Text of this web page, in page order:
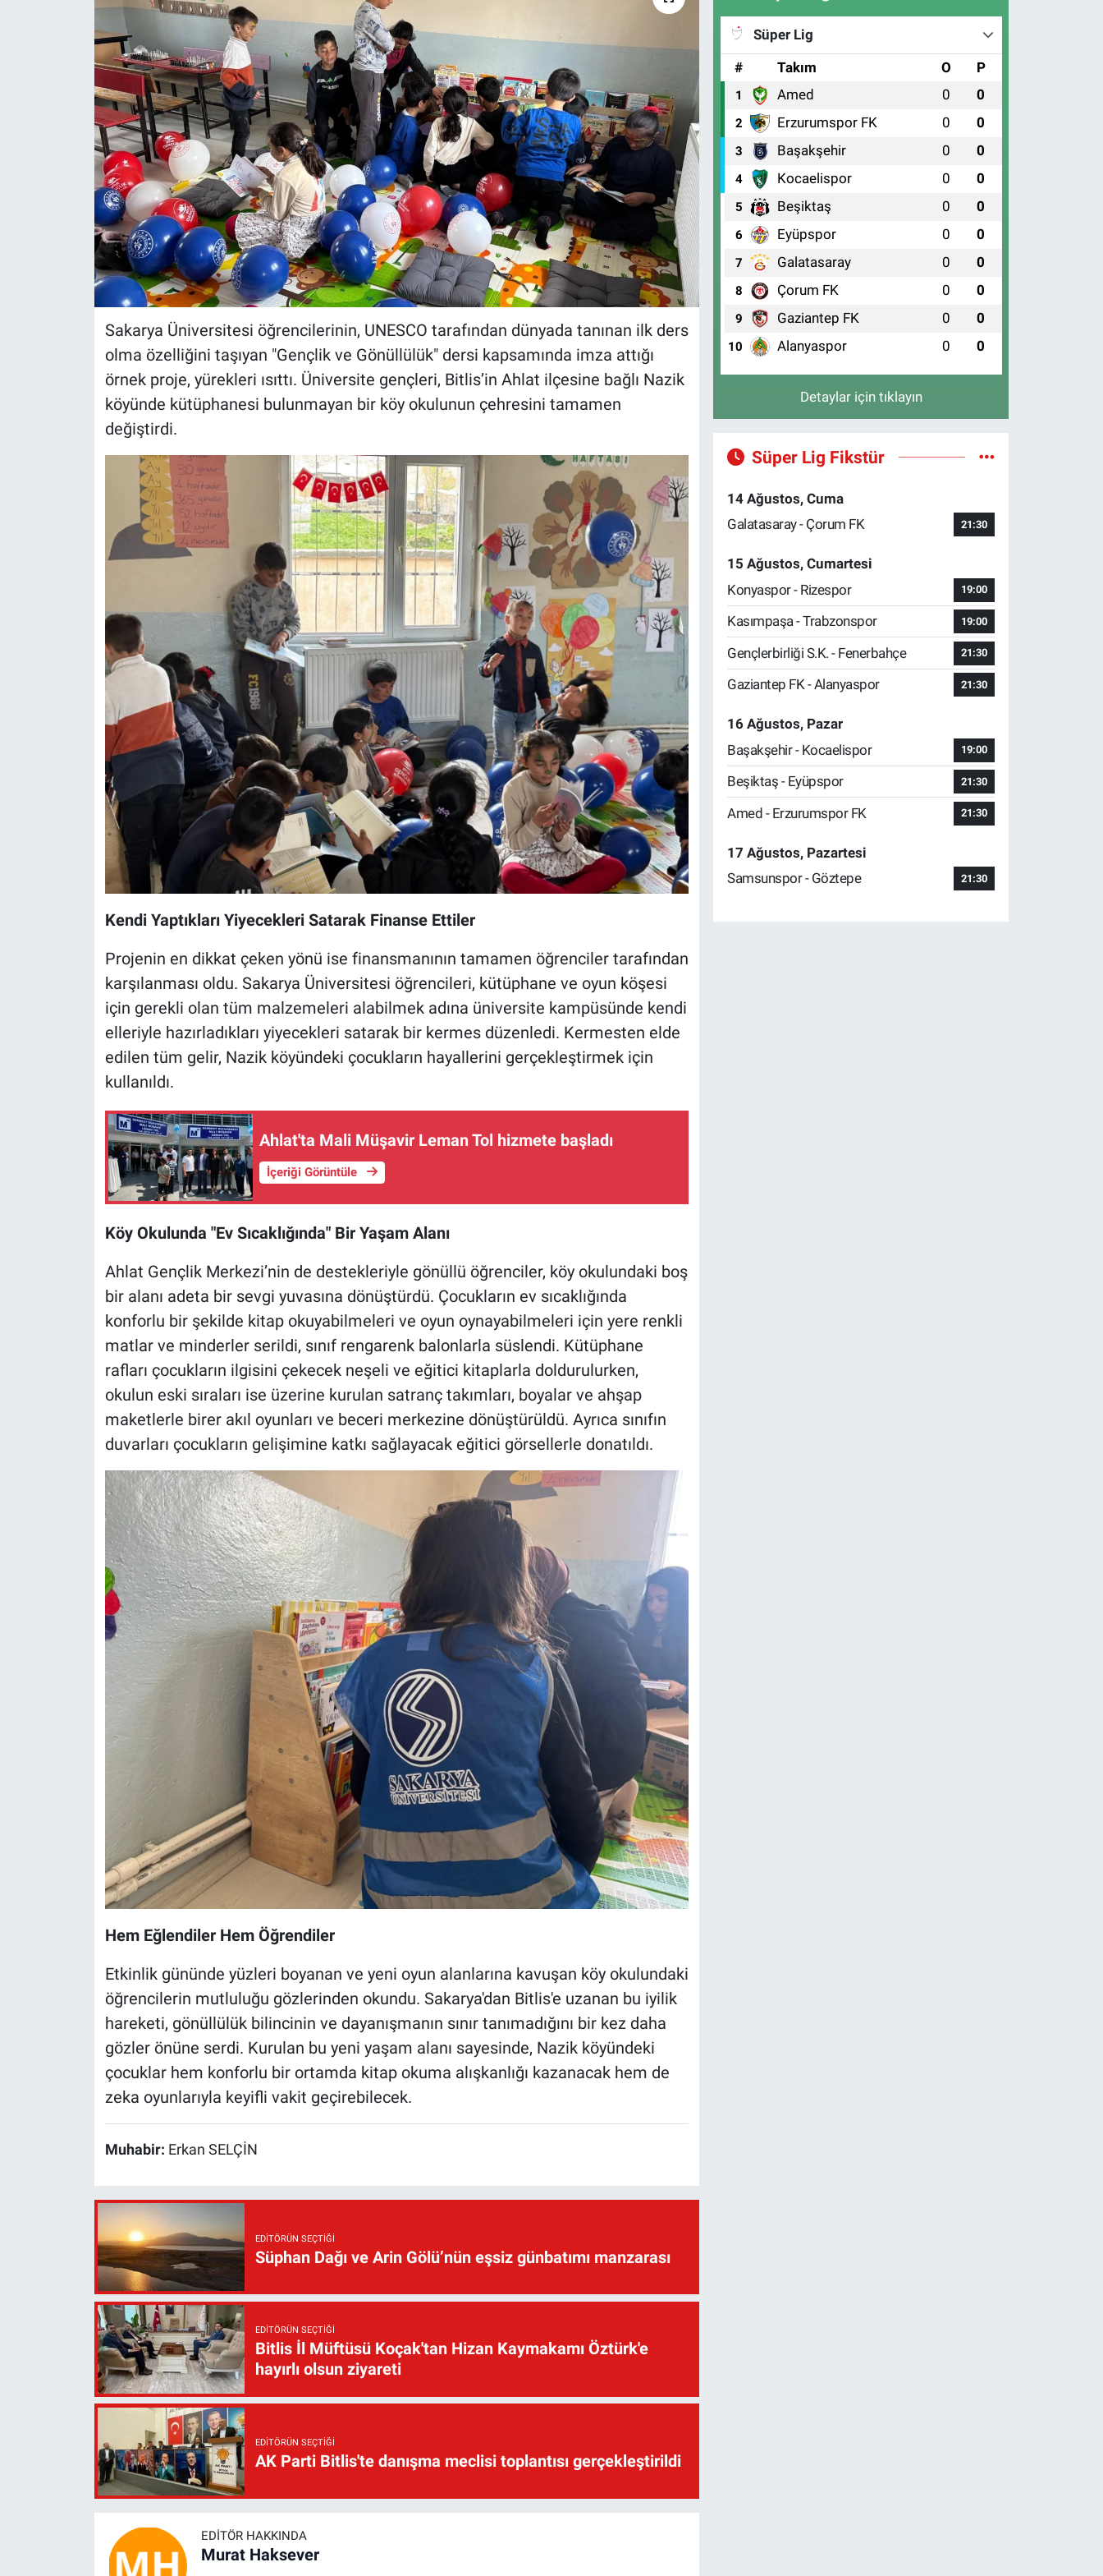
Sakarya Üniversitesi öğrencilerinin, UNESCO tarafından dünyada tanınan ilk ders
olma özelliğini taşıyan "Gençlik ve Gönüllülük" dersi kapsamında imza attığı
örnek proje, yürekleri ısıttı. Üniversite gençleri, Bitlis’in Ahlat ilçesine bağlı Nazik
köyünde kütüphanesi bulunmayan bir köy okulunun çehresini tamamen
değiştirdi.
​Kendi Yaptıkları Yiyecekleri Satarak Finanse Ettiler
Projenin en dikkat çeken yönü ise finansmanının tamamen öğrenciler tarafından
karşılanması oldu. Sakarya Üniversitesi öğrencileri, kütüphane ve oyun köşesi
için gerekli olan tüm malzemeleri alabilmek adına üniversite kampüsünde kendi
elleriyle hazırladıkları yiyecekleri satarak bir kermes düzenledi. Kermesten elde
edilen tüm gelir, Nazik köyündeki çocukların hayallerini gerçekleştirmek için
kullanıldı.
Ahlat'ta Mali Müşavir Leman Tol hizmete başladı
İçeriği Görüntüle
​Köy Okulunda "Ev Sıcaklığında" Bir Yaşam Alanı
Ahlat Gençlik Merkezi’nin de destekleriyle gönüllü öğrenciler, köy okulundaki boş
bir alanı adeta bir sevgi yuvasına dönüştürdü. Çocukların ev sıcaklığında
konforlu bir şekilde kitap okuyabilmeleri ve oyun oynayabilmeleri için yere renkli
matlar ve minderler serildi, sınıf rengarenk balonlarla süslendi. Kütüphane
rafları çocukların ilgisini çekecek neşeli ve eğitici kitaplarla doldurulurken,
okulun eski sıraları ise üzerine kurulan satranç takımları, boyalar ve ahşap
maketlerle birer akıl oyunları ve beceri merkezine dönüştürüldü. Ayrıca sınıfın
duvarları çocukların gelişimine katkı sağlayacak eğitici görsellerle donatıldı.
Hem Eğlendiler Hem Öğrendiler
Etkinlik gününde yüzleri boyanan ve yeni oyun alanlarına kavuşan köy okulundaki
öğrencilerin mutluluğu gözlerinden okundu. Sakarya'dan Bitlis'e uzanan bu iyilik
hareketi, gönüllülük bilincinin ve dayanışmanın sınır tanımadığını bir kez daha
gözler önüne serdi. Kurulan bu yeni yaşam alanı sayesinde, Nazik köyündeki
çocuklar hem konforlu bir ortamda kitap okuma alışkanlığı kazanacak hem de
zeka oyunlarıyla keyifli vakit geçirebilecek.
Muhabir: Erkan SELÇİN
EDITÖRÜN SEÇTIĞI
Süphan Dağı ve Arin Gölü’nün eşsiz günbatımı manzarası
EDITÖRÜN SEÇTIĞI
Bitlis İl Müftüsü Koçak'tan Hizan Kaymakamı Öztürk'e
hayırlı olsun ziyareti
EDITÖRÜN SEÇTIĞI
AK Parti Bitlis'te danışma meclisi toplantısı gerçekleştirildi
EDITÖR HAKKINDA
Murat Haksever
Süper Lig
#
Takım O P
1 Amed 0 0
2 Erzurumspor FK 0 0
3 Başakşehir 0 0
4 Kocaelispor 0 0
5 Beşiktaş 0 0
6 Eyüpspor 0 0
7 Galatasaray 0 0
8 Çorum FK 0 0
9 Gaziantep FK 0 0
10 Alanyaspor 0 0
Detaylar için tıklayın
Süper Lig Fikstür
14 Ağustos, Cuma
Galatasaray - Çorum FK
21:30
15 Ağustos, Cumartesi
Konyaspor - Rizespor
19:00
Kasımpaşa - Trabzonspor 19:00
Gençlerbirliği S.K. - Fenerbahçe 21:30
Gaziantep FK - Alanyaspor 21:30
16 Ağustos, Pazar
Başakşehir - Kocaelispor
19:00
Beşiktaş - Eyüpspor 21:30
Amed - Erzurumspor FK 21:30
17 Ağustos, Pazartesi
Samsunspor - Göztepe
21:30
Gündem
Kültür-Sanat
Magazin
Politika
Resmi İlanlar